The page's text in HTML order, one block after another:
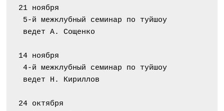
21 ноября
5-й межклубный семинар по туйшоу
ведет А. Сощенко
14 ноября
4-й межклубный семинар по туйшоу
ведет Н. Кириллов
24 октября